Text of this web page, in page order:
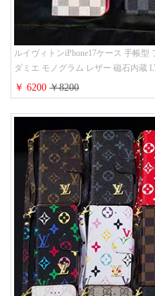
ルイヴィトンiPhone17ケース 手帳型
ダミエ モノグラム レザー 磁石内蔵
ビジネス風 メンズ レディース おし
ホケース お 揃い
￥ 6200￥8200